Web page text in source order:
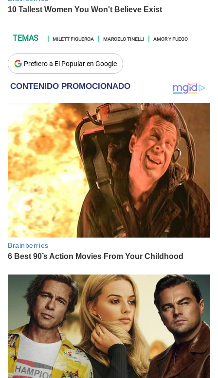
MILETT FIGUEROA MARCELO TINELLI AMOR Y FUEGO
Prefiero a El Popular en Google